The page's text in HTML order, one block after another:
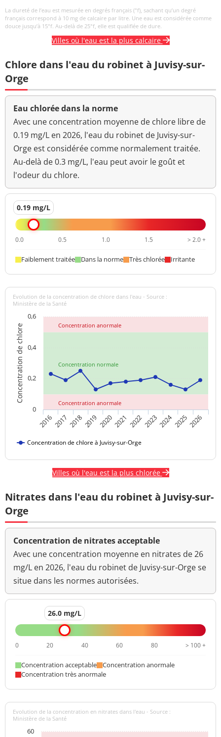
La dureté de l’eau est mesurée en degrés français (°f), sachant qu’un degré
français correspond à 10 mg de calcaire par litre. Une eau est considérée comme
douce jusqu’à 15°f. Au-delà de 25°f, elle est qualifiée de dure.
Villes où l'eau est la plus calcaire
Chlore dans l'eau du robinet à Juvisy-sur-
Orge
Eau chlorée dans la norme
Avec une concentration moyenne de chlore libre de
0.19 mg/L en 2026, l'eau du robinet de Juvisy-sur-
Orge est considérée comme normalement traitée.
Au-delà de 0.3 mg/L, l'eau peut avoir le goût et
l'odeur du chlore.
0.19 mg/L
0.0 0.5 1.0 1.5 > 2.0 +
Faiblement traitée Dans la norme Très chlorée Irritante
Concentration normale
Concentration anormale
Concentration anormale
Concentration de chlore
Evolution de la concentration de chlore dans l'eau - Source :
Ministère de la Santé
Concentration de chlore à Juvisy-sur-Orge
20162017 2018201920202021 20222023202420252026
0
0,2
0,4
0,6
Villes où l'eau est la plus chlorée
Nitrates dans l'eau du robinet à Juvisy-sur-
Orge
Concentration de nitrates acceptable
Avec une concentration moyenne en nitrates de 26
mg/L en 2026, l'eau du robinet de Juvisy-sur-Orge se
situe dans les normes autorisées.
26.0 mg/L
0 20 40 60 80 > 100 +
Concentration acceptable
Concentration anormale
Concentration très anormale
Evolution de la concentration en nitrates dans l'eau - Source :
Ministère de la Santé
60